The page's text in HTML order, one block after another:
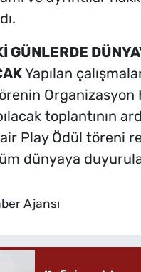
GÜNLERDE
Yapılan
Organizasyon
toplantının
Play Ödül töreni
dünyaya
Ajansı